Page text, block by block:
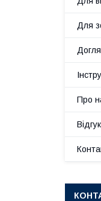
Для
Про